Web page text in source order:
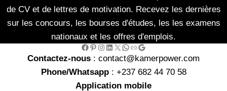
de CV et de lettres de motivation. Recevez les dernières
sur les concours, les bourses d'études, les les examens
nationaux et les offres d'emplois.
Facebook Pinterest InstagramLinkedIn X WhatsApp Link Google
Contactez-nous : contact@kamerpower.com
Phone/Whatsapp: +237 682 44 70 58
Application mobile